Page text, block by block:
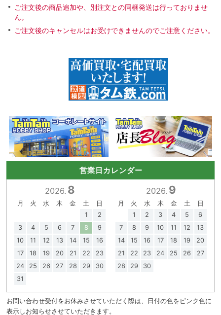
ご注文後の商品追加や、別注文との同梱発送は行っておりませ
ん。
ご注文後のキャンセルはお受けできませんのでご注意ください。
営業日カレンダー
2026. 8
月 火 水 木 金 土
日
1
2
3
4 5 6 7 8
9
10
11 12 13 14 15
16
17
18 19 20 21 22
23
24
25 26 27 28 29
30
31
2026. 9
月 火 水 木 金 土
日
1
2 3 4 5
6
7
8 9 10 11 12
13
14
15 16 17 18 19
20
21
22 23 24 25 26
27
28
29 30
お問い合わせ受付をお休みさせていただく際は、日付の色をピンク色に
表示しお知らせさせていただきます。